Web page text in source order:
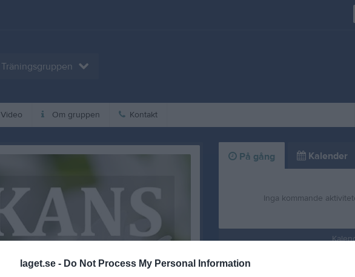
laget.se - Do Not Process My Personal Information
Träningsgruppen
Video Om gruppen Kontakt
På gång Kalender
Inga kommande
Nyheter från föreningen